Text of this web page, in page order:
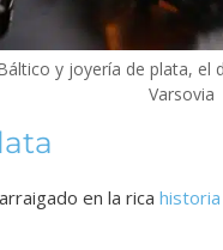
y joyería de plata, el
Varsovia
arraigado en la rica